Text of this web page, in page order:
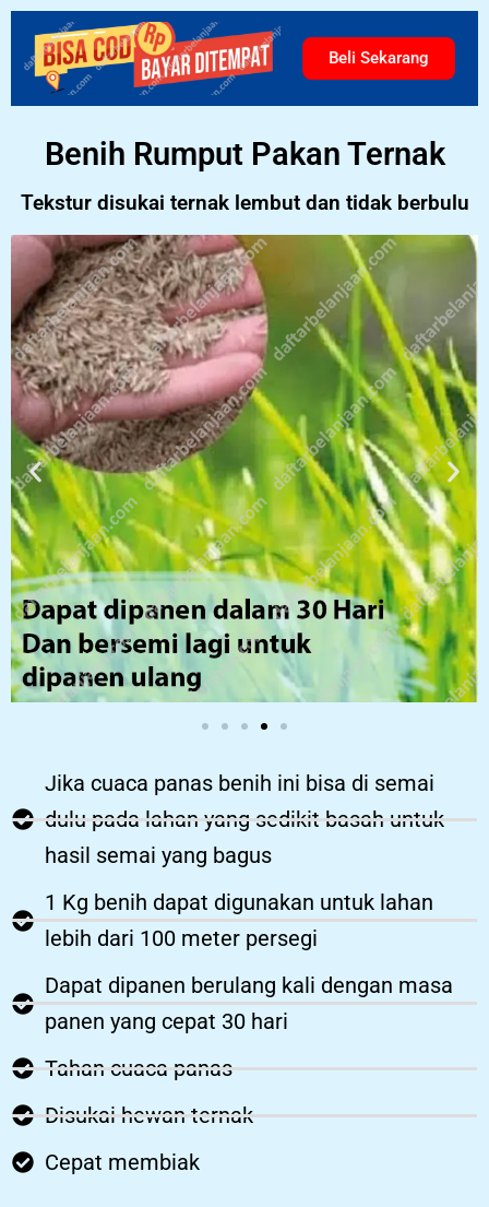
Beli Sekarang
Benih Rumput Pakan Ternak
Tekstur disukai ternak lembut dan tidak berbulu
Jika cuaca panas benih ini bisa di semai
dulu pada lahan yang sedikit basah untuk
hasil semai yang bagus
1 Kg benih dapat digunakan untuk lahan
lebih dari 100 meter persegi
Dapat dipanen berulang kali dengan masa
panen yang cepat 30 hari
Tahan cuaca panas
Disukai hewan ternak
Cepat membiak